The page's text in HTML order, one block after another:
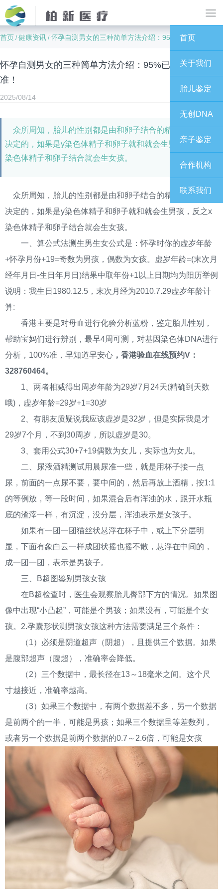
首页
关于我们
胎儿鉴定
无创DNA
亲子鉴定
合作机构
联系我们
首页 /健康资讯 /怀孕自测男女的三种简单方法介绍：95%已生孕妈都说准！
怀孕自测男女的三种简单方法介绍：95%已生孕妈都说
准！
2025/08/14
众所周知，胎儿的性别都是由和卵子结合的精子染色体所
决定的，如果是y染色体精子和卵子就和就会生男孩，反之x
染色体精子和卵子结合就会生女孩。
众所周知，胎儿的性别都是由和卵子结合的精子染色体所
决定的，如果是y染色体精子和卵子就和就会生男孩，反之x
染色体精子和卵子结合就会生女孩。
一、算公式法测生男生女公式是：怀孕时你的虚岁年龄
+怀孕月份+19=奇数为男孩，偶数为女孩。虚岁年龄=(末次月
经年月日-生日年月日)结果中取年份+1以上日期均为阳历举例
说明：我生日1980.12.5，末次月经为2010.7.29虚岁年龄计
算:
香港主要是对母血进行化验分析蓝粉，鉴定胎儿性别，
帮助宝妈们进行辨别，最早4周可测，对基因染色体DNA进行
分析，100%准，早知道早安心 ，香港验血在线预约V：
328760464。
1、两者相减得出周岁年龄为29岁7月24天(精确到天数
哦)，虚岁年龄=29岁+1=30岁
2、有朋友质疑说我应该虚岁是32岁，但是实际我是才
29岁7个月，不到30周岁，所以虚岁是30。
3、套用公式30+7+19偶数为女儿，实际也为女儿。
二、尿液酒精测试用晨尿准一些，就是用杯子接一点
尿，前面的一点尿不要，要中间的，然后再放上酒精，按1:1
的等例放，等一段时间，如果混合后有浑浊的水，跟开水瓶
底的渣滓一样，有沉淀，没分层，浑浊表示是女孩子。
如果有一团一团猫丝状悬浮在杯子中，或上下分层明
显，下面有象白云一样成团状摇也摇不散，悬浮在中间的，
成一团一团，表示是男孩子。
三、B超图鉴别男孩女孩
在B超检查时，医生会观察胎儿臀部下方的情况。如果图
像中出现“小凸起”，可能是个男孩；如果没有，可能是个女
孩。2.孕囊形状测男孩女孩这种方法需要满足三个条件：
（1）必须是阴道超声（阴超），且提供三个数据。如果
是腹部超声（腹超），准确率会降低。
（2）三个数据中，最长径在13～18毫米之间。这个尺
寸越接近，准确率越高。
（3）如果三个数据中，有两个数据差不多，另一个数据
是前两个的一半，可能是男孩；如果三个数据呈等差数列，
或者另一个数据是前两个数据的0.7～2.6倍，可能是女孩